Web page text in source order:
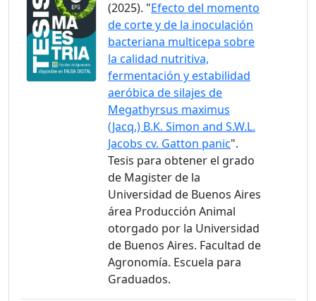
(2025). "Efecto del momento
de corte y de la inoculación
bacteriana multicepa sobre
la calidad nutritiva,
fermentación y estabilidad
aeróbica de silajes de
Megathyrsus maximus
(Jacq.) B.K. Simon and S.W.L.
Jacobs cv. Gatton panic".
Tesis para obtener el grado
de Magister de la
Universidad de Buenos Aires
área Producción Animal
otorgado por la Universidad
de Buenos Aires. Facultad de
Agronomía. Escuela para
Graduados.